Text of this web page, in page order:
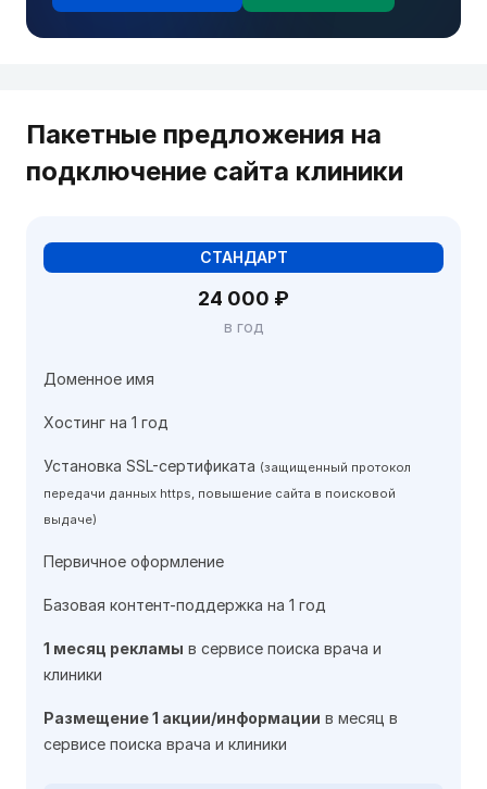
Пакетные предложения на
подключение сайта клиники
СТАНДАРТ
24 000 ₽
в год
Доменное имя
Хостинг на 1 год
Установка SSL-сертификата (защищенный протокол
передачи данных https, повышение сайта в поисковой
выдаче)
Первичное оформление
Базовая контент-поддержка на 1 год
1 месяц рекламы в сервисе поиска врача и
клиники
Размещение 1 акции/информации в месяц в
сервисе поиска врача и клиники